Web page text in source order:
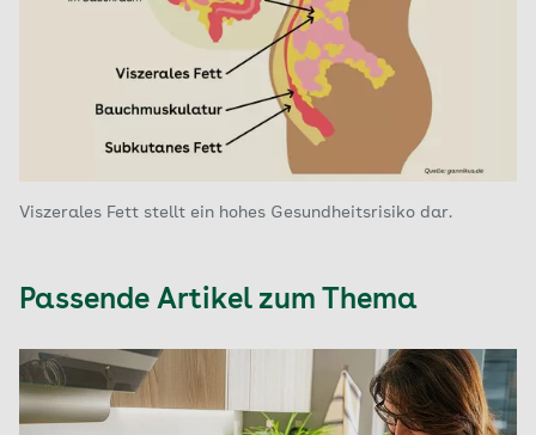
Viszerales Fett stellt ein hohes Gesundheitsrisiko dar.
Passende Artikel zum Thema